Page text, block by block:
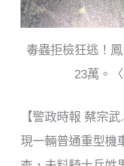
毒蟲拒檢狂逃！
23萬。
【警政時報 蔡宗
現一輛普通重型機